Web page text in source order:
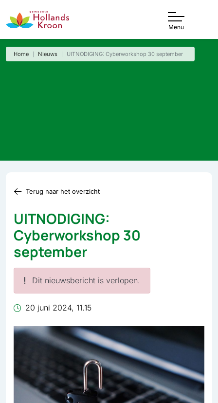
Menu
Home Nieuws UITNODIGING: Cyberworkshop 30 september
Terug naar het overzicht
UITNODIGING:
Cyberworkshop 30
september
Dit nieuwsbericht is verlopen.
20 juni 2024, 11.15